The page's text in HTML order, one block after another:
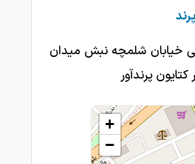
خیابان شلمچه نبش میدان
پرندآور
+
−